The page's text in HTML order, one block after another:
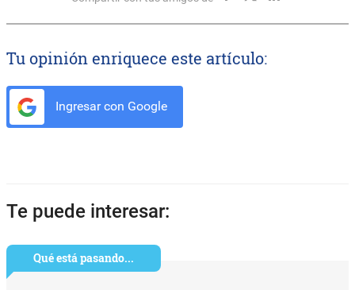
Tu opinión enriquece este artículo:
Ingresar con Google
Te puede interesar:
Qué está pasando...